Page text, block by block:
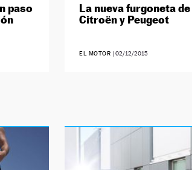
paso
La nueva furgoneta
Citroën y Peugeot
EL MOTOR | 02/12/2015